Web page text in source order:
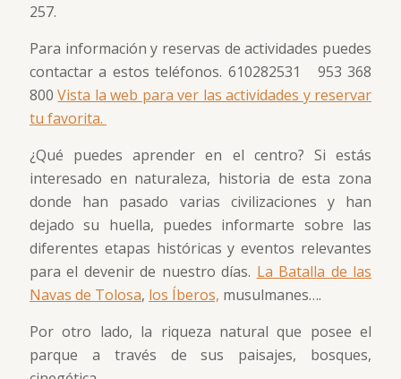
257.
Para información y reservas de actividades puedes
contactar a estos teléfonos. 610282531 953 368
800Vista la web para ver las actividades y reservar
tu favorita.
¿Qué puedes aprender en el centro? Si estás
interesado en naturaleza, historia de esta zona
donde han pasado varias civilizaciones y han
dejado su huella, puedes informarte sobre las
diferentes etapas históricas y eventos relevantes
para el devenir de nuestro días. La Batalla de las
Navas de Tolosa, los Íberos, musulmanes….
Por otro lado, la riqueza natural que posee el
parque a través de sus paisajes, bosques,